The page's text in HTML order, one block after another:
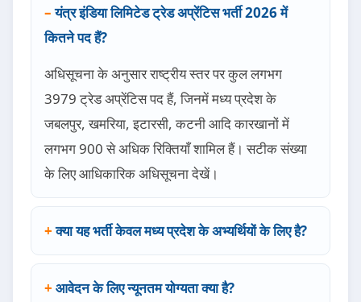
यंत्र इंडिया लिमिटेड ट्रेड अप्रेंटिस भर्ती 2026 में
कितने पद हैं?
अधिसूचना के अनुसार राष्ट्रीय स्तर पर कुल लगभग
3979 ट्रेड अप्रेंटिस पद हैं, जिनमें मध्य प्रदेश के
जबलपुर, खमरिया, इटारसी, कटनी आदि कारखानों में
लगभग 900 से अधिक रिक्तियाँ शामिल हैं। सटीक संख्या
के लिए आधिकारिक अधिसूचना देखें।
क्या यह भर्ती केवल मध्य प्रदेश के अभ्यर्थियों के लिए है?
आवेदन के लिए न्यूनतम योग्यता क्या है?